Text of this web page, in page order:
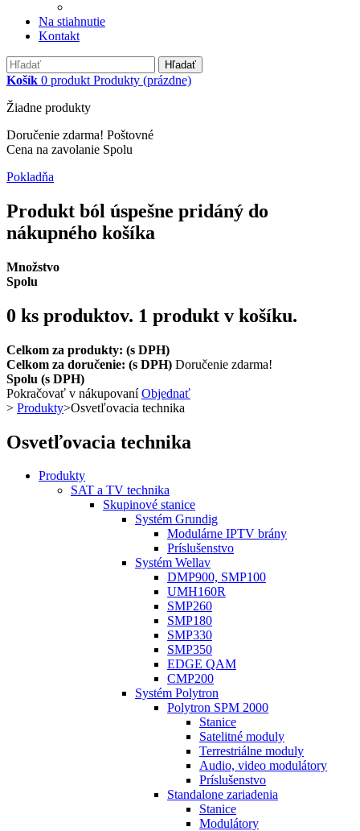
Na stiahnutie
Kontakt
Hľadať
Košík 0 produkt Produkty (prázdne)
Žiadne produkty
Doručenie zdarma! Poštovné
Cena na zavolanie Spolu
Pokladňa
Produkt ból úspešne pridáný do
nákupného košíka
Množstvo
Spolu
0 ks produktov. 1 produkt v košíku.
Celkom za produkty: (s DPH)
Celkom za doručenie: (s DPH) Doručenie zdarma!
Spolu (s DPH)
Pokračovať v nákupovaníObjednať
> Produkty>Osvetľovacia technika
Osvetľovacia technika
Produkty
SAT a TV technika
Skupinové stanice
Systém Grundig
Modulárne IPTV brány
Príslušenstvo
Systém Wellav
DMP900, SMP100
UMH160R
SMP260
SMP180
SMP330
SMP350
EDGE QAM
CMP200
Systém Polytron
Polytron SPM 2000
Stanice
Satelitné moduly
Terrestriálne moduly
Audio, video modulátory
Príslušenstvo
Standalone zariadenia
Stanice
Modulátory